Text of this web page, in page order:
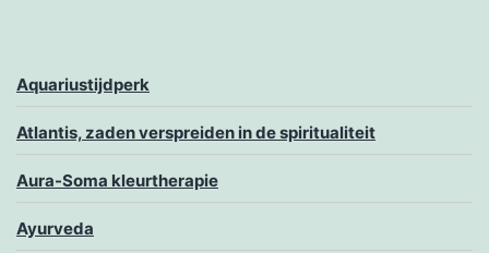
Aquariustijdperk
Atlantis, zaden verspreiden in de spiritualiteit
Aura-Soma kleurtherapie
Ayurveda